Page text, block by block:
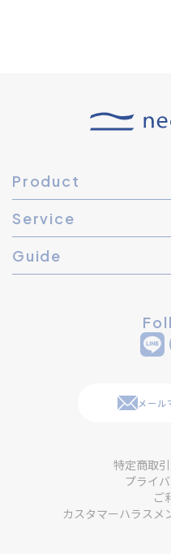
Product
Service
Guide
メール
特定商取
プライ
ご
カスタマーハラスメ